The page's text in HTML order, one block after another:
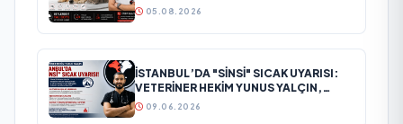
05.08.2026
İSTANBUL’DA "SİNSİ" SICAK UYARISI:
VETERİNER HEKİM YUNUS YALÇIN,
MAYIS AYINDAKİ GİZLİ TEHLİKEYE
09.06.2026